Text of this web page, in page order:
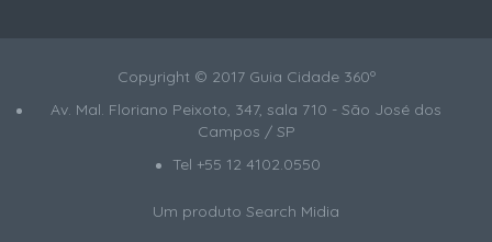
Copyright © 2017 Guia Cidade 360º
Av. Mal. Floriano Peixoto, 347, sala 710 - São José dos
Campos / SP
Tel +55 12 4102.0550
Um produto Search Midia